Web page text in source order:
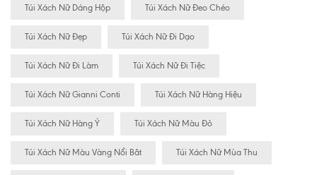
Túi Xách Nữ Dáng Hộp Túi Xách Nữ Đeo Chéo
Túi Xách Nữ Đẹp Túi Xách Nữ Đi Dạo
Túi Xách Nữ Đi Làm Túi Xách Nữ Đi Tiệc
Túi Xách Nữ Gianni Conti Túi Xách Nữ Hàng Hiệu
Túi Xách Nữ Hàng Ý Túi Xách Nữ Màu Đỏ
Túi Xách Nữ Màu Vàng Nổi Bât Túi Xách Nữ Mùa Thu